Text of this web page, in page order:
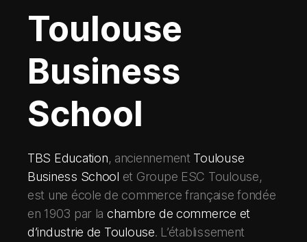
Toulouse
Business
School
TBS Education, anciennement Toulouse
Business School et Groupe ESC Toulouse,
est une école de commerce française fondée
en 1903 par la chambre de commerce et
d’industrie de Toulouse. L’établissement